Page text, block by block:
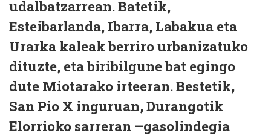
udalbatzarrean. Batetik,
Esteibarlanda, Ibarra, Labakua eta
Urarka kaleak berriro urbanizatuko
dituzte, eta biribilgune bat egingo
dute Miotarako irteeran. Bestetik,
San Pio X inguruan, Durangotik
Elorrioko sarreran –gasolindegia